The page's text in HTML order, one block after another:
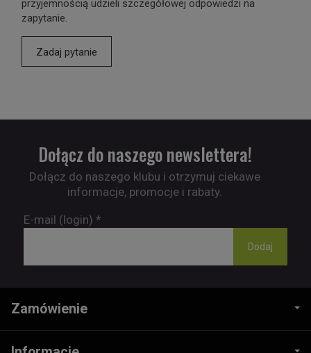
przyjemnością udzieli szczegółowej odpowiedzi na
zapytanie.
Zadaj pytanie
Dołącz do naszego newslettera!
Dołącz do naszego klubu i otrzymuj ciekawe
informacje, promocje i rabaty.
E-mail (login) *
Zamówienie